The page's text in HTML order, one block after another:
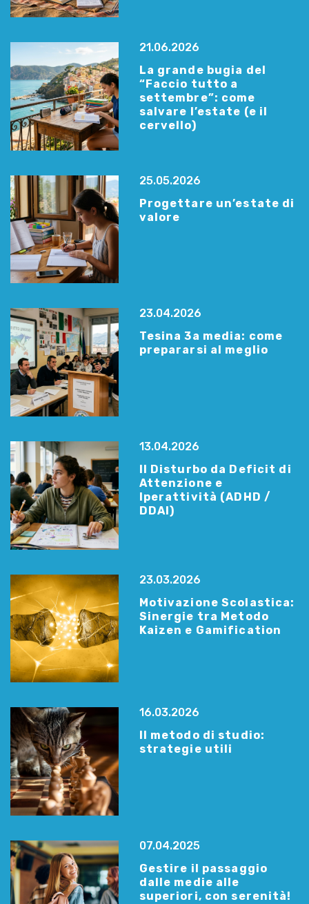
21.06.2026
La grande bugia del
“Faccio tutto a
settembre”: come
salvare l’estate (e il
cervello)
25.05.2026
Progettare un’estate di
valore
23.04.2026
Tesina 3a media: come
prepararsi al meglio
13.04.2026
Il Disturbo da Deficit di
Attenzione e
Iperattività (ADHD /
DDAI)
23.03.2026
Motivazione Scolastica:
Sinergie tra Metodo
Kaizen e Gamification
16.03.2026
Il metodo di studio:
strategie utili
07.04.2025
Gestire il passaggio
dalle medie alle
superiori, con serenità!